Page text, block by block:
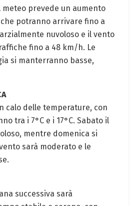
meteo prevede un aumento
potranno arrivare fino a
nuvoloso e il vento
fino a 48 km/h. Le
si manterranno basse,
calo delle temperature, con
tra i 7°C e i 17°C. Sabato il
mentre domenica si
sarà moderato e le
successiva sarà